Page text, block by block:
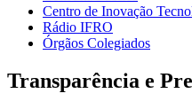
Centro de Inovação
Rádio IFRO
Órgãos Colegiados
Transparência e